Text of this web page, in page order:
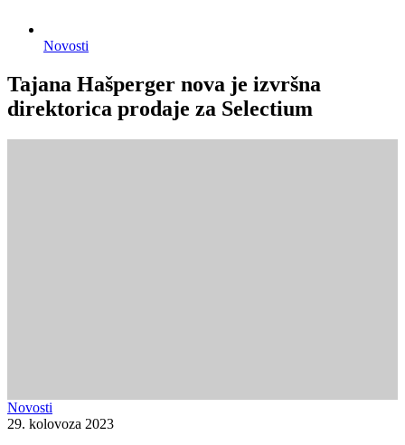
Novosti
Tajana Hašperger nova je izvršna
direktorica prodaje za Selectium
Novosti
29. kolovoza 2023